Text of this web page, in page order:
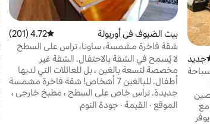
إقامة جديدجديد
مع
بيت الضيوف في أوريولة متوسط التقييم 4.72 من 5، 201 مراجعات
4.72 (201)
شقة فاخرة مشمسة، ساونا، تراس على السطح
لا يُسمح في الشقة بالاحتفال. الشقة غير
مخصصة لتسعة بالغين ، بل للعائلات التي لديها
أطفال. للبالغين 7 أشخاص! شقة فاخرة مشمسة
جديدة. تراس خاص على السطح ، مطبخ خارجي ،
الموقع · القيمة · جودة النوم